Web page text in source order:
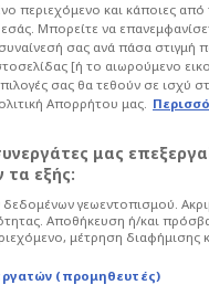
90+2'
90+2'
90+2'
90+2'
περιεχόμενο και κάποιες
Μπορείτε να
σας ανά πάσα στιγμή
[ή το αιωρούμενο
σας θα τεθούν σε ισχύ
Απορρήτου μας.
μας
εξής:
γεωεντοπισμού.
Αποθήκευση ή/και
μέτρηση διαφήμισης
(προμηθευτές)